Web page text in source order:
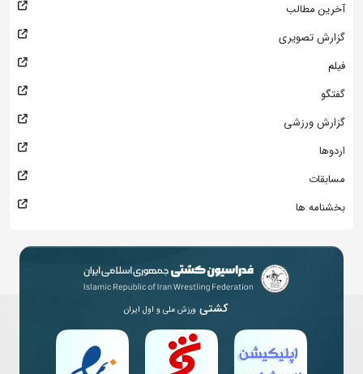
آخرین مطالب
گزارش تصویری
فیلم
گفتگو
گزارش ورزشی
اردوها
مسابقات
بخشنامه ها
کشتی ورزش ملی و اول ایران